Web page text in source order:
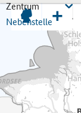
Zentrum
Nebenstelle+